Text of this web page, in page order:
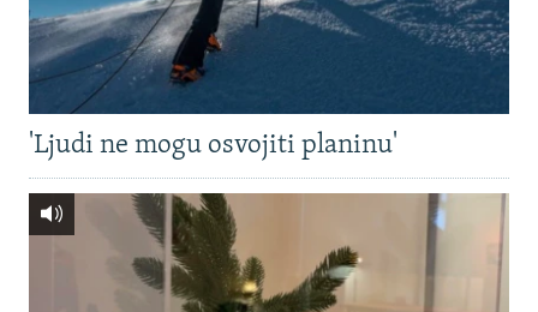
'Ljudi ne mogu osvojiti planinu'